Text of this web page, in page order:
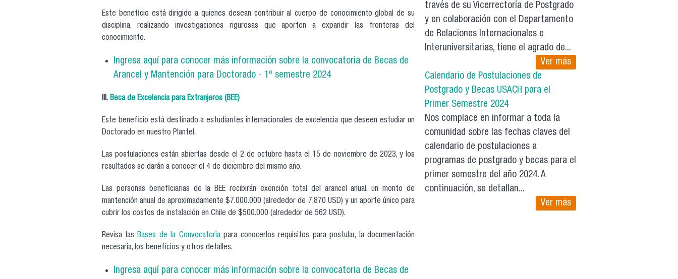
Este beneficio está dirigido a quienes desean contribuir al cuerpo de conocimiento global de su
disciplina, realizando investigaciones rigurosas que aporten a expandir las fronteras del
conocimiento.
Ingresa aquí para conocer más información sobre la convocatoria de Becas de
Arancel y Mantención para Doctorado - 1º semestre 2024
III. Beca de Excelencia para Extranjeros (BEE)
Este beneficio está destinado a estudiantes internacionales de excelencia que deseen estudiar un
Doctorado en nuestro Plantel.
Las postulaciones están abiertas desde el 2 de octubre hasta el 15 de noviembre de 2023, y los
resultados se darán a conocer el 4 de diciembre del mismo año.
Las personas beneficiarias de la BEE recibirán exención total del arancel anual, un monto de
mantención anual de aproximadamente $7.000.000 (alrededor de 7,870 USD) y un aporte único para
cubrir los costos de instalación en Chile de $500.000 (alrededor de 562 USD).
Revisa las Bases de la Convocatoriapara conocerlos requisitos para postular, la documentación
necesaria, los beneficios y otros detalles.
Ingresa aquí para conocer más información sobre la convocatoria de Becas de
través de su Vicerrectoría de Postgrado
y en colaboración con el Departamento
de Relaciones Internacionales e
Interuniversitarias, tiene el agrado de...
Ver más
Calendario de Postulaciones de
Postgrado y Becas USACH para el
Primer Semestre 2024
Nos complace en informar a toda la
comunidad sobre las fechas claves del
calendario de postulaciones a
programas de postgrado y becas para el
primer semestre del año 2024. A
continuación, se detallan...
Ver más